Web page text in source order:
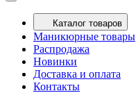
Каталог товаров
Маникюрные товары
Распродажа
Новинки
Доставка и оплата
Контакты